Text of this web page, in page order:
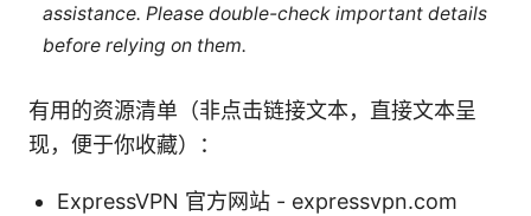
assistance. Please double-check important details
before relying on them.
有用的资源清单（非点击链接文本，直接文本呈
现，便于你收藏）：
ExpressVPN 官方网站 - expressvpn.com